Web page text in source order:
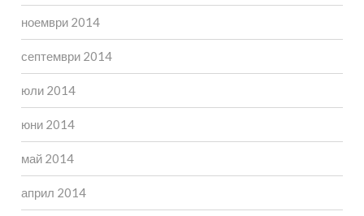
ноември 2014
септември 2014
юли 2014
юни 2014
май 2014
април 2014